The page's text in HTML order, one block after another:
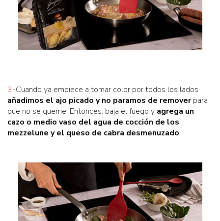
3-Cuando ya empiece a tomar color por todos los lados
añadimos el ajo picado y no paramos de removerpara
que no se queme. Entonces, baja el fuego y agrega un
cazo o medio vaso del agua de cocción de los
mezzelune y el queso de cabra desmenuzado.